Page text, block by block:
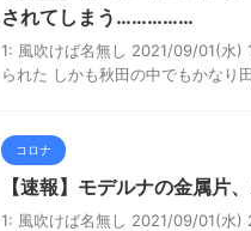
されてしまう……………
1: 風吹けば名無し 2021/09/01(水)
られた しかも秋田の中でもかなり
コロナ
【速報】モデルナの金属片
1: 風吹けば名無し 2021/09/01(水)